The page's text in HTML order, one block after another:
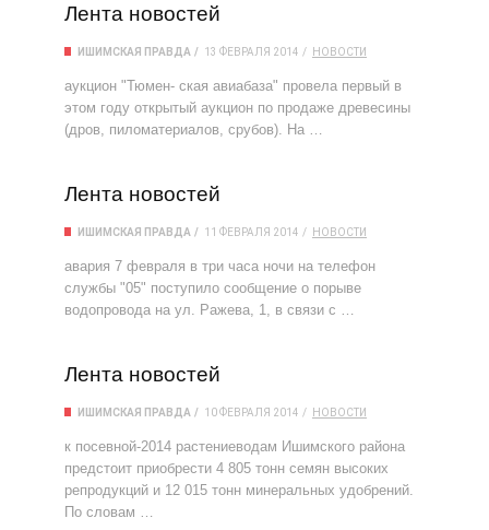
Лента новостей
ИШИМСКАЯ ПРАВДА 13 ФЕВРАЛЯ 2014 НОВОСТИ
аукцион "Тюмен- ская авиабаза" провела первый в
этом году открытый аукцион по продаже древесины
(дров, пиломатериалов, срубов). На …
Лента новостей
ИШИМСКАЯ ПРАВДА 11 ФЕВРАЛЯ 2014 НОВОСТИ
авария 7 февраля в три часа ночи на телефон
службы "05" поступило сообщение о порыве
водопровода на ул. Ражева, 1, в связи с …
Лента новостей
ИШИМСКАЯ ПРАВДА 10 ФЕВРАЛЯ 2014 НОВОСТИ
к посевной-2014 растениеводам Ишимского района
предстоит приобрести 4 805 тонн семян высоких
репродукций и 12 015 тонн минеральных удобрений.
По словам …